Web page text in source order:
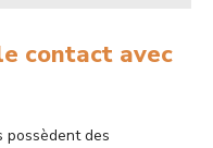
contact avec
possèdent des